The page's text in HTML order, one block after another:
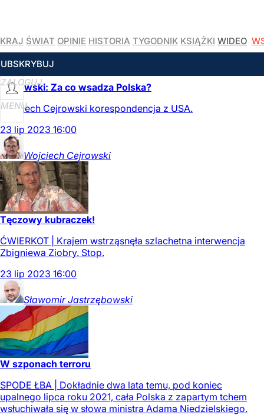
KRAJ ŚWIAT OPINIE HISTORIA TYGODNIK KSIĄŻKI WIDEO
ZALOGUJ
MENU
CZYTAJ WIĘCEJ
Cejrowski: Za co wsadza Polska?
Wojciech Cejrowski korespondencja z USA.
23 lip 2023 16:00
Wojciech Cejrowski
Tęczowy kubraczek!
ĆWIERKOT | Krajem wstrząsnęła szlachetna interwencja
Zbigniewa Ziobry. Stop.
23 lip 2023 16:00
Sławomir Jastrzębowski
W szponach terroru
SPODE ŁBA | Dokładnie dwa lata temu, pod koniec
upalnego lipca roku 2021, cała Polska z zapartym tchem
wsłuchiwała się w słowa ministra Adama Niedzielskiego.